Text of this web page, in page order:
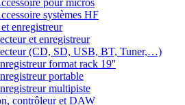
pour micros
systèmes HF
enregistreur
et enregistreur
(CD, SD, USB, BT, Tuner,…)
format rack 19''
portable
multipiste
contrôleur et DAW